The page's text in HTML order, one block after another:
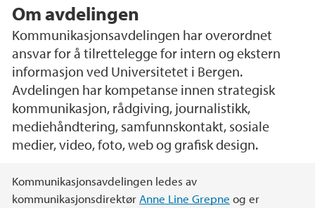
Om avdelingen
Kommunikasjonsavdelingen har overordnet
ansvar for å tilrettelegge for intern og ekstern
informasjon ved Universitetet i Bergen.
Avdelingen har kompetanse innen strategisk
kommunikasjon, rådgiving, journalistikk,
mediehåndtering, samfunnskontakt, sosiale
medier, video, foto, web og grafisk design.
Hovedinnhold
Kommunikasjons­avdelingen ledes av
kommunikasjonsdirektørAnne Line Grepne og er